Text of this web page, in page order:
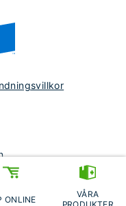
ONLINE
VÅRA